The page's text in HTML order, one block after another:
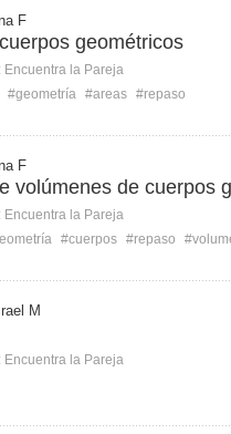
F
geométricos
Encuentra la Pareja
#geometría #areas #repaso
F
volúmenes de cuerpos
Encuentra la Pareja
#cuerpos #repaso
M
Encuentra la Pareja